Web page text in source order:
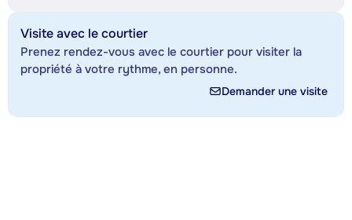
Visite avec le courtier
Prenez rendez-vous avec le courtier pour visiter la
propriété à votre rythme, en personne.
Demander une visite